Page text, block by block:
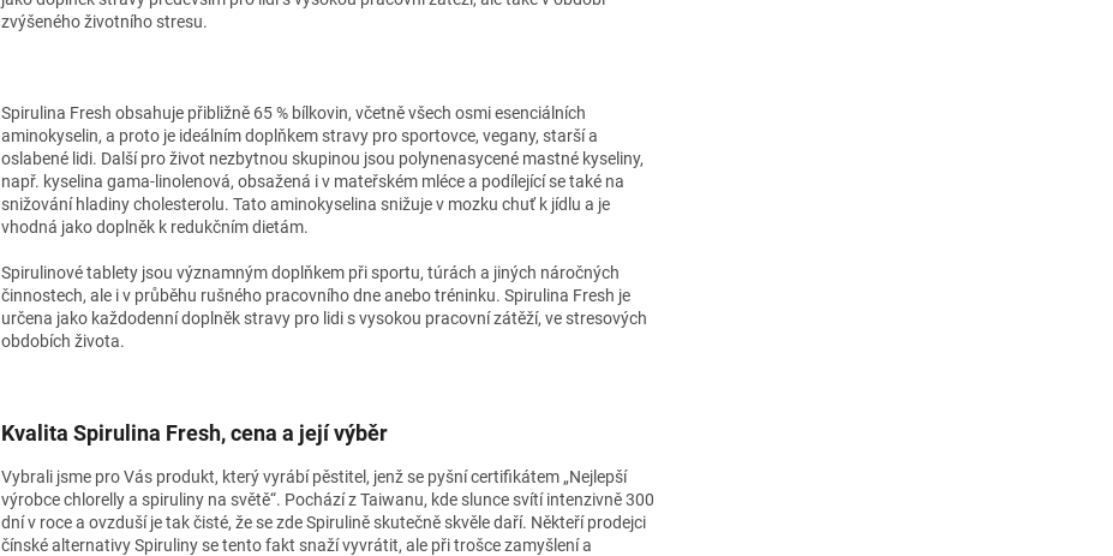
zvýšeného životního stresu.
Spirulina Fresh obsahuje přibližně 65 % bílkovin, včetně všech osmi esenciálních
aminokyselin, a proto je ideálním doplňkem stravy pro sportovce, vegany, starší a
oslabené lidi. Další pro život nezbytnou skupinou jsou polynenasycené mastné kyseliny,
např. kyselina gama-linolenová, obsažená i v mateřském mléce a podílející se také na
snižování hladiny cholesterolu. Tato aminokyselina snižuje v mozku chuť k jídlu a je
vhodná jako doplněk k redukčním dietám.
Spirulinové tablety jsou významným doplňkem při sportu, túrách a jiných náročných
činnostech, ale i v průběhu rušného pracovního dne anebo tréninku. Spirulina Fresh je
určena jako každodenní doplněk stravy pro lidi s vysokou pracovní zátěží, ve stresových
obdobích života.
Kvalita Spirulina Fresh, cena a její výběr
Vybrali jsme pro Vás produkt, který vyrábí pěstitel, jenž se pyšní certifikátem „Nejlepší
výrobce chlorelly a spiruliny na světě“. Pochází z Taiwanu, kde slunce svítí intenzivně 300
dní v roce a ovzduší je tak čisté, že se zde Spirulině skutečně skvěle daří. Někteří prodejci
čínské alternativy Spiruliny se tento fakt snaží vyvrátit, ale při trošce zamyšlení a